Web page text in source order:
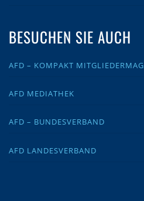
BESUCHEN SIE AUCH
AFD – KOMPAKT
AFD MEDIATHEK
AFD – BUNDESVERBAND
AFD LANDESVERBAND